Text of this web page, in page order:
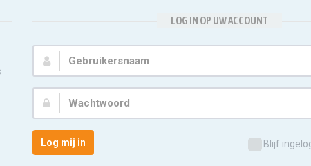
LOG IN OP UW ACCOUNT
Gebruikersnaam:
Wachtwoord:
Blijf
Log mij in